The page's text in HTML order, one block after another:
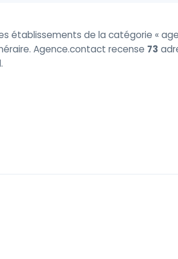
établissements de la catégorie «
Agence.contact recense 73